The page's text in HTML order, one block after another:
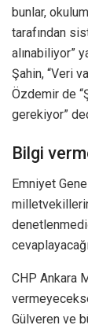
bunlar,
tarafından
alınabiliyor”
Şahin, “Veri
Özdemir de
gerekiyor”
Bilgi
Emniyet
CHP Ankara
Gülveren ve